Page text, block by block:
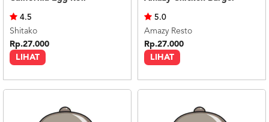
LIHAT
4.5
Shitako
Rp.27.000
LIHAT
5.0
Amazy Resto
Rp.27.000